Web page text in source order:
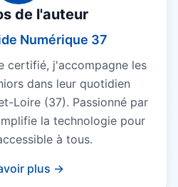
de l'auteur
Numérique 37
certifié, j'accompagne les
dans leur quotidien
Loire (37). Passionné par
la technologie pour
à tous.
plus →